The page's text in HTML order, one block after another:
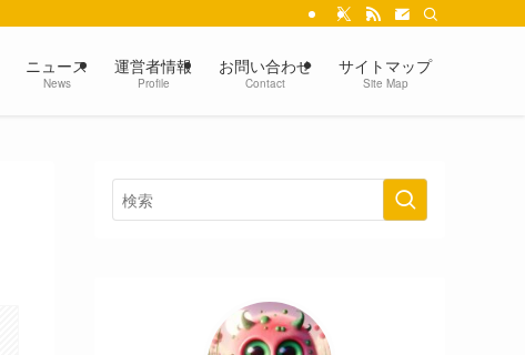
ニュース
News
運営者情報
Profile
お問い合わせ
Contact
サイトマップ
Site Map